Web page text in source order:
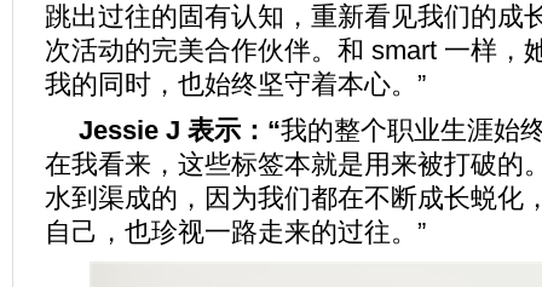
跳出过往的固有认知，重新看见我们的成
次活动的完美合作伙伴。和 smart 一样，
我的同时，也始终坚守着本心。”
Jessie J 表示： “我的整个职业生涯始
在我看来，这些标签本就是用来被打破的
水到渠成的，因为我们都在不断成长蜕化
自己，也珍视一路走来的过往。”